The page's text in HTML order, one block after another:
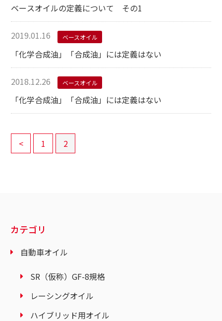
ベースオイルの定義について その1
2019.01.16 ベースオイル
「化学合成油」「合成油」には定義はない
2018.12.26 ベースオイル
「化学合成油」「合成油」には定義はない
< 1 2
カテゴリ
自動車オイル
SR（仮称）GF-8規格
レーシングオイル
ハイブリッド用オイル